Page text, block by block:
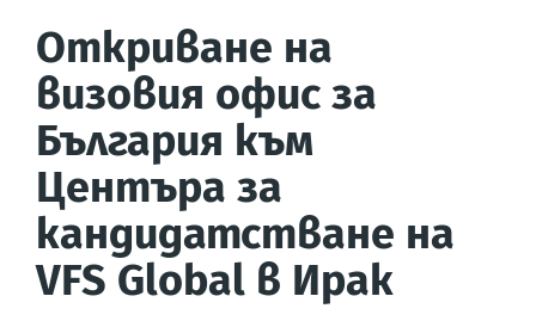
Откриване на
визовия офис за
България към
Центъра за
кандидатстване на
VFS Global в Ирак